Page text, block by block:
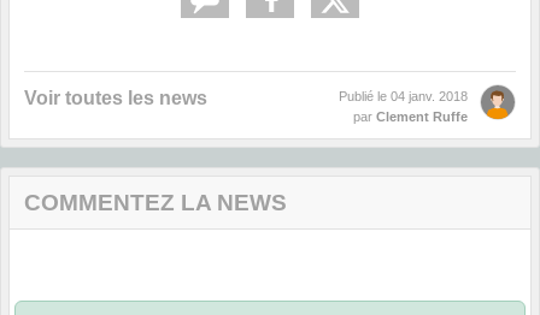
Voir toutes les news Publié le 04 janv. 2018
par Clement Ruffe
COMMENTEZ LA NEWS